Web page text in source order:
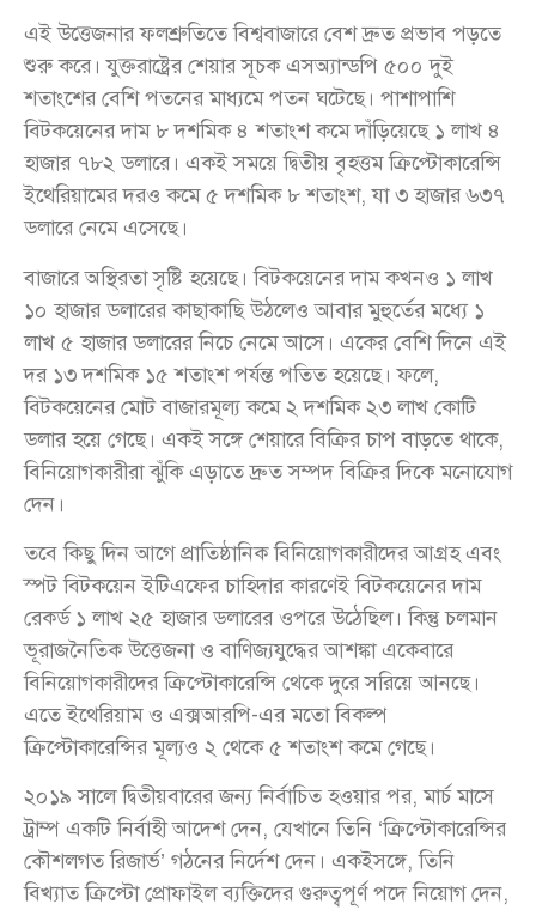
এই উত্তেজনার ফলশ্রুতিতে বিশ্ববাজারে বেশ দ্রুত প্রভাব পড়তে
শুরু করে। যুক্তরাষ্ট্রের শেয়ার সূচক এসঅ্যান্ডপি ৫০০ দুই
শতাংশের বেশি পতনের মাধ্যমে পতন ঘটেছে। পাশাপাশি
বিটকয়েনের দাম ৮ দশমিক ৪ শতাংশ কমে দাঁড়িয়েছে ১ লাখ ৪
হাজার ৭৮২ ডলারে। একই সময়ে দ্বিতীয় বৃহত্তম ক্রিপ্টোকারেন্সি
ইথেরিয়ামের দরও কমে ৫ দশমিক ৮ শতাংশ, যা ৩ হাজার ৬৩৭
ডলারে নেমে এসেছে।
বাজারে অস্থিরতা সৃষ্টি হয়েছে। বিটকয়েনের দাম কখনও ১ লাখ
১০ হাজার ডলারের কাছাকাছি উঠলেও আবার মুহুর্তের মধ্যে ১
লাখ ৫ হাজার ডলারের নিচে নেমে আসে। একের বেশি দিনে এই
দর ১৩ দশমিক ১৫ শতাংশ পর্যন্ত পতিত হয়েছে। ফলে,
বিটকয়েনের মোট বাজারমূল্য কমে ২ দশমিক ২৩ লাখ কোটি
ডলার হয়ে গেছে। একই সঙ্গে শেয়ারে বিক্রির চাপ বাড়তে থাকে,
বিনিয়োগকারীরা ঝুঁকি এড়াতে দ্রুত সম্পদ বিক্রির দিকে মনোযোগ
দেন।
তবে কিছু দিন আগে প্রাতিষ্ঠানিক বিনিয়োগকারীদের আগ্রহ এবং
স্পট বিটকয়েন ইটিএফের চাহিদার কারণেই বিটকয়েনের দাম
রেকর্ড ১ লাখ ২৫ হাজার ডলারের ওপরে উঠেছিল। কিন্তু চলমান
ভূরাজনৈতিক উত্তেজনা ও বাণিজ্যযুদ্ধের আশঙ্কা একেবারে
বিনিয়োগকারীদের ক্রিপ্টোকারেন্সি থেকে দুরে সরিয়ে আনছে।
এতে ইথেরিয়াম ও এক্সআরপি-এর মতো বিকল্প
ক্রিপ্টোকারেন্সির মূল্যও ২ থেকে ৫ শতাংশ কমে গেছে।
২০১৯ সালে দ্বিতীয়বারের জন্য নির্বাচিত হওয়ার পর, মার্চ মাসে
ট্রাম্প একটি নির্বাহী আদেশ দেন, যেখানে তিনি ‘ক্রিপ্টোকারেন্সির
কৌশলগত রিজার্ভ’ গঠনের নির্দেশ দেন। একইসঙ্গে, তিনি
বিখ্যাত ক্রিপ্টো প্রোফাইল ব্যক্তিদের গুরুত্বপূর্ণ পদে নিয়োগ দেন,